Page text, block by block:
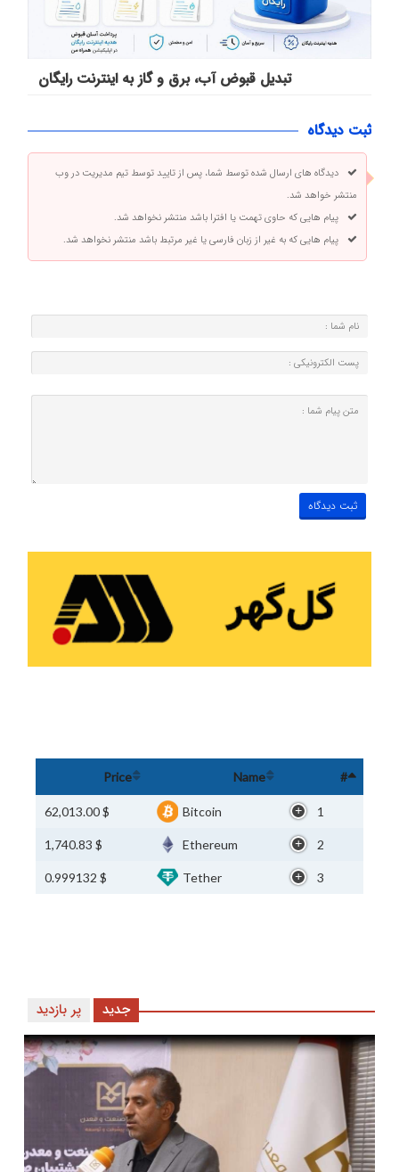
تبدیل قبوض آب، برق و گاز به اینترنت رایگان
ثبت دیدگاه
دیدگاه های ارسال شده توسط شما، پس از تایید توسط تیم مدیریت در وب
منتشر خواهد شد.
پیام هایی که حاوی تهمت یا افترا باشد منتشر نخواهد شد.
پیام هایی که به غیر از زبان فارسی یا غیر مرتبط باشد منتشر نخواهد شد.
#
Name
Price
1
Bitcoin
$ 62,013.00
2
Ethereum
$ 1,740.83
3
Tether
$ 0.999132
پر بازدید جدید